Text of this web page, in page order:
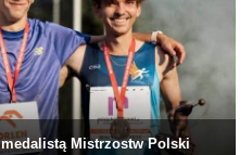
Mistrzostw Polski